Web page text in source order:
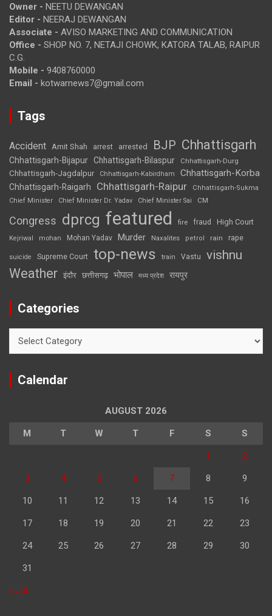
Owner - NEETU DEWANGAN
Editor - NEERAJ DEWANGAN
Associate - AVISO MARKETING AND COMMUNICATION
Office - SHOP NO. 7, NETAJI CHOWK, KATORA TALAB, RAIPUR
C.G.
Mobile - 9408760000
Email - kotwarnews7@gmail.com
Tags
Accident Amit Shah arrest arrested BJP Chhattisgarh
Chhattisgarh-Bijapur Chhattisgarh-Bilaspur Chhattisgarh-Durg
Chhattisgarh-Jagdalpur Chhattisgarh-Kabirdham Chhattisgarh-Korba
Chhattisgarh-Raigarh Chhattisgarh-Raipur
Chhattisgarh-Sukma
Chief Minister
Chief Minister Dr. Yadav Chief Minister Sai CM
Congress dprcg featured fire fraud High Court
Kejriwal mohan Mohan Yadav Murder Naxalites petrol rain rape
suicide Supreme Court top-news train Vastu vishnu
Weather इंदौर छत्तीसगढ़ भोपाल मध्य प्रदेश रायपुर
Categories
Calendar
AUGUST 2026
M T W T F S S
1 2
3 4 5 6 7 8 9
10 11 12 13 14 15 16
17 18 19 20 21 22 23
24 25 26 27 28 29 30
31
« Jul